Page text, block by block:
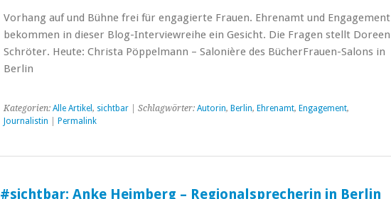
Vorhang auf und Bühne frei für engagierte Frauen. Ehrenamt und Engagement
bekommen in dieser Blog-Interviewreihe ein Gesicht. Die Fragen stellt Doreen
Schröter. Heute: Christa Pöppelmann – Salonière des BücherFrauen-Salons in
Berlin
Kategorien: Alle Artikel , sichtbar| Schlagwörter: Autorin, Berlin, Ehrenamt, Engagement,
Journalistin
Permalink
#sichtbar: Anke Heimberg – Regionalsprecherin in Berlin